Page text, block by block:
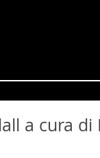
a cura di